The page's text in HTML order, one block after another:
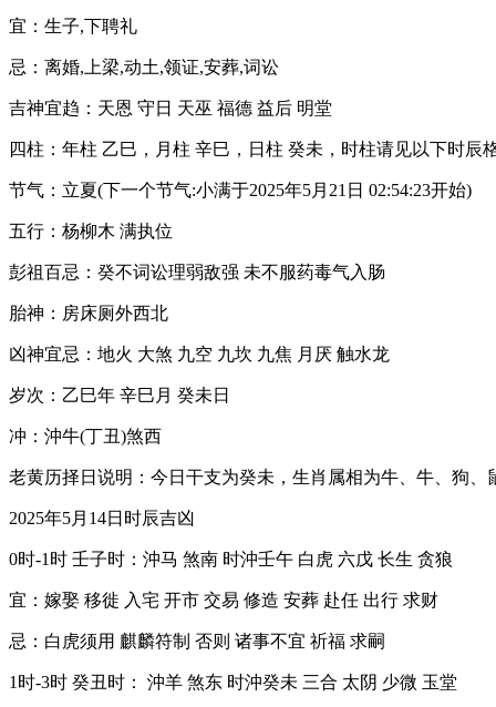
宜：生子,下聘礼
忌：离婚,上梁,动土,领证,安葬,词讼
吉神宜趋：天恩 守日 天巫 福德 益后 明堂
四柱：年柱 乙巳，月柱 辛巳，日柱 癸未，时柱请见以下时辰格
节气：立夏(下一个节气:小满于2025年5月21日 02:54:23开始)
五行：杨柳木 满执位
彭祖百忌：癸不词讼理弱敌强 未不服药毒气入肠
胎神：房床厕外西北
凶神宜忌：地火 大煞 九空 九坎 九焦 月厌 触水龙
岁次：乙巳年 辛巳月 癸未日
冲：沖牛(丁丑)煞西
老黄历择日说明：今日干支为癸未，生肖属相为牛、牛、狗、
2025年5月14日时辰吉凶
0时-1时 壬子时：沖马 煞南 时沖壬午 白虎 六戊 长生 贪狼
宜：嫁娶 移徙 入宅 开市 交易 修造 安葬 赴任 出行 求财
忌：白虎须用 麒麟符制 否则 诸事不宜 祈福 求嗣
1时-3时 癸丑时： 沖羊 煞东 时沖癸未 三合 太阴 少微 玉堂